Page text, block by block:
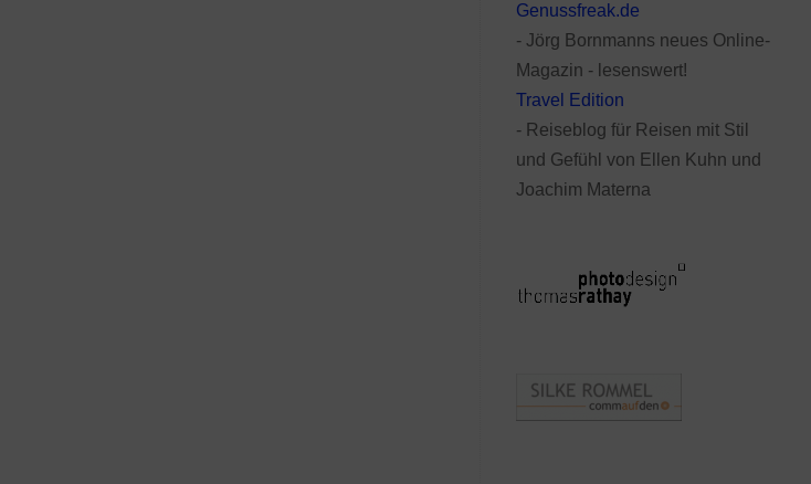
Genussfreak.de
- Jörg Bornmanns neues Online-
Magazin - lesenswert!
Travel Edition
- Reiseblog für Reisen mit Stil
und Gefühl von Ellen Kuhn und
Joachim Materna